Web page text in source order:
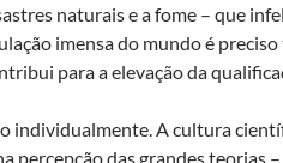
naturais e a fome – que
imensa do mundo é
para a elevação da
individualmente. A cultura
percepção das grandes teorias